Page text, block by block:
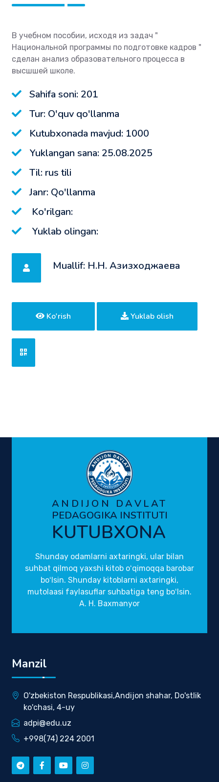
В учебном пособии, исходя из задач "
Национальной программы по подготовке кадров "
cделан анализ образовательного процесса в
высшшей школе.
Sahifa soni: 201
Tur: O'quv qo'llanma
Kutubxonada mavjud: 1000
Yuklangan sana: 25.08.2025
Til: rus tili
Janr: Qo'llanma
Ko'rilgan:
Yuklab olingan:
Muallif: Н.Н. Азизходжаева
Ko'rish Yuklab olish
ANDIJON DAVLAT
PEDAGOGIKA INSTITUTI
KUTUBXONA
Shunday odamlarni axtaringki, ular bilan
suhbat qilmoq yaxshi kitob oʻqimoqqa barobar
boʻlsin. Shunday kitoblarni axtaringki,
mutolaasi faylasuflar suhbatiga teng boʻlsin.
A. H. Baxmanyor
Manzil
O'zbekiston Respublikasi,Andijon shahar, Do'stlik
ko'chasi, 4-uy
adpi@edu.uz
+998(74) 224 2001